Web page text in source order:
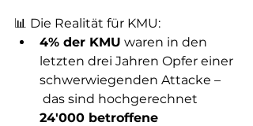
📊 Die Realität für KMU:
4% der KMU waren in den
letzten drei Jahren Opfer einer
schwerwiegenden Attacke –
das sind hochgerechnet
24'000 betroffene